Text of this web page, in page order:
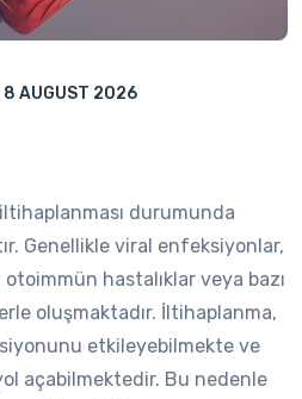
8 AUGUST 2026
iltihaplanması durumunda
Genellikle viral enfeksiyonlar,
hastalıklar veya bazı
oluşmaktadır. İltihaplanma,
etkileyebilmekte ve
açabilmektedir. Bu nedenle